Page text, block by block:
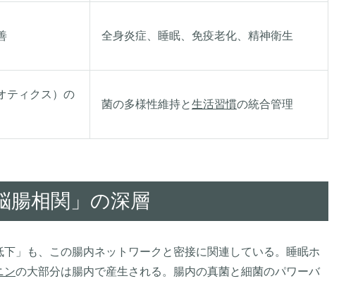
全身炎症、睡眠、免疫老化、精神衛生
ティクス）の
菌の多様性維持と生活習慣の統合管理
腸相関」の深層
」も、この腸内ネットワークと密接に関連している。睡眠ホ
ンの大部分は腸内で産生される。腸内の真菌と細菌のパワーバ